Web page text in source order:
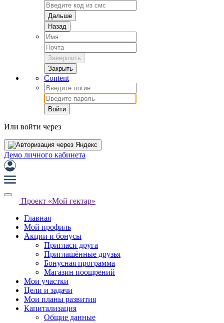
Дальше
Назад
Завершить
Закрыть
Content
Войти
Или войти через
Демо личного кабинета
Проект «Мой гектар»
Главная
Мой профиль
Акции и бонусы
Пригласи друга
Приглашённые друзья
Бонусная программа
Магазин поощрений
Мои участки
Цели и задачи
Мои планы развития
Капитализация
Общие данные